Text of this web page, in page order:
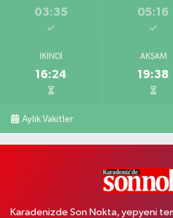
03:35 05:16
İKINDI
16:24
AKŞAM
19:38
Aylık Vakitler
Karadenizde Son Nokta, yepyeni